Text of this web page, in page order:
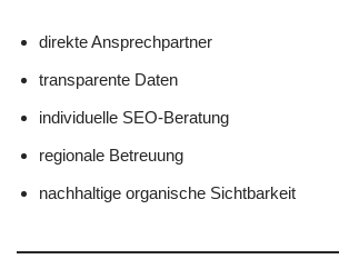
direkte Ansprechpartner
transparente Daten
individuelle SEO-Beratung
regionale Betreuung
nachhaltige organische Sichtbarkeit